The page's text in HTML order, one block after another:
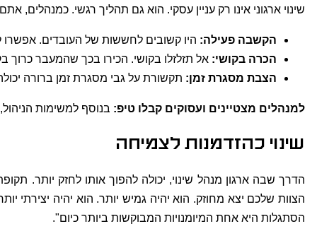
שינוי ארגוני אינו רק עניין עסקי. הוא גם תהליך רגשי. כמנהלים,
הקשבה פעילה: היו קשובים לחששות של העובדים.
הכרה בקושי: אל תזלזלו בקושי. הכירו בכך שהמעבר כרוך
הצבת מסגרת זמן: תקשורת על גבי מסגרת זמן ברורה
למנהלים מצטיינים ועסוקים קבלו טיפ: בנוסף למשימות
שינוי כהזדמנות לצמיחה
הדרך שבה ארגון מנהל שינוי, יכולה להפוך אותו לחזק יותר.
הצוות שלכם יצא מחוזק. הוא יהיה גמיש יותר. הוא יהיה יצירתי
הסתגלות היא אחת המיומנויות המבוקשות ביותר כיום".